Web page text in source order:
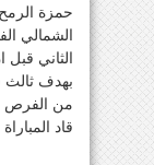
حمزة
الشمالي
الثاني
بهدف ثالث
من الفرص
قاد